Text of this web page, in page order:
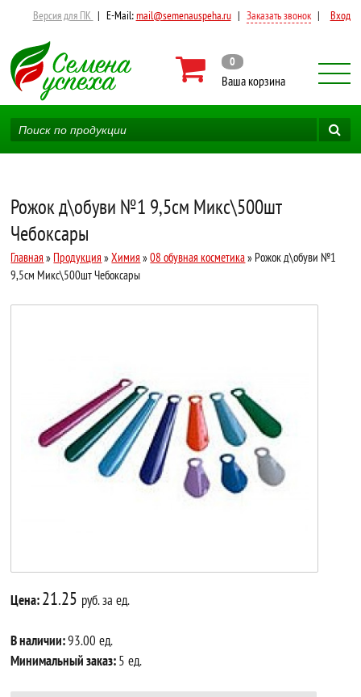
Версия для ПК | E-Mail:mail@semenauspeha.ru | Заказать звонок | Вход
0
Ваша корзина
Рожок д\обуви №1 9,5см Микс\500шт
Чебоксары
Главная » Продукция »Химия »08 обувная косметика» Рожок д\обуви №1
9,5см Микс\500шт Чебоксары
Цена:21.25 руб. за ед.
В наличии:93.00 ед.
Минимальный заказ:5 ед.